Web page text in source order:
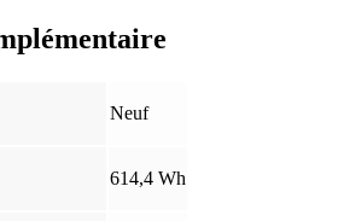
Neuf
614,4 Wh